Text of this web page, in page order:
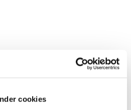
cookies